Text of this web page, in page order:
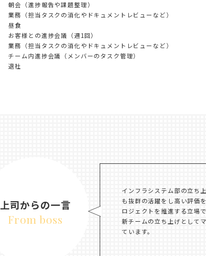
朝会（進捗報告や課題整理）
業務（担当タスクの消化やドキュメントレビューなど）
昼食
お客様との進捗会議（週1回）
業務（担当タスクの消化やドキュメントレビューなど）
チーム内進捗会議（メンバーのタスク管理）
退社
上司からの一言
From boss
インフラシステム部の立ち
も抜群の活躍をし高い評価
ロジェクトを推進する立場
新チームの立ち上げとして
ています。